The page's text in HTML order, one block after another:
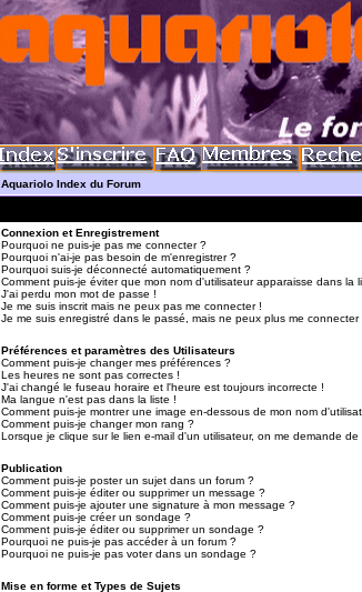
Aquariolo Index du Forum
Connexion et Enregistrement
Pourquoi ne puis-je pas me connecter ?
Pourquoi n'ai-je pas besoin de m'enregistrer ?
Pourquoi suis-je déconnecté automatiquement ?
Comment puis-je éviter que mon nom d'utilisateur apparaisse dans la
J'ai perdu mon mot de passe !
Je me suis inscrit mais ne peux pas me connecter !
Je me suis enregistré dans le passé, mais ne peux plus me connecter
Préférences et paramètres des Utilisateurs
Comment puis-je changer mes préférences ?
Les heures ne sont pas correctes !
J'ai changé le fuseau horaire et l'heure est toujours incorrecte !
Ma langue n'est pas dans la liste !
Comment puis-je montrer une image en-dessous de mon nom
Comment puis-je changer mon rang ?
Lorsque je clique sur le lien e-mail d'un utilisateur, on me demande de
Publication
Comment puis-je poster un sujet dans un forum ?
Comment puis-je éditer ou supprimer un message ?
Comment puis-je ajouter une signature à mon message ?
Comment puis-je créer un sondage ?
Comment puis-je éditer ou supprimer un sondage ?
Pourquoi ne puis-je pas accéder à un forum ?
Pourquoi ne puis-je pas voter dans un sondage ?
Mise en forme et Types de Sujets